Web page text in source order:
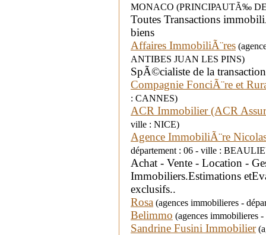
MONACO (PRINCIPAUTÃ‰
Toutes Transactions
biens
Affaires ImmobiliÃ¨res
ANTIBES JUAN LES PINS)
SpÃ©cialiste de la
Compagnie FonciÃ¨re et
: CANNES)
ACR Immobilier (ACR
ville : NICE)
Agence ImmobiliÃ¨re
département : 06 - ville :
Achat - Vente - Location -
Immobiliers.Estimations
exclusifs..
Rosa (agences immobilieres -
Belimmo (agences immobilieres
Sandrine Fusini Immobilier